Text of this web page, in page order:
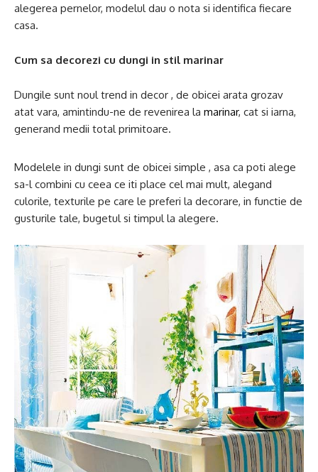
alegerea pernelor, modelul dau o nota si identifica fiecare
casa.
Cum sa decorezi cu dungi in stil marinar
Dungile sunt noul trend in decor , de obicei arata grozav
atat vara, amintindu-ne de revenirea la marinar, cat si iarna,
generand medii total primitoare.
Modelele in dungi sunt de obicei simple , asa ca poti alege
sa-l combini cu ceea ce iti place cel mai mult, alegand
culorile, texturile pe care le preferi la decorare, in functie de
gusturile tale, bugetul si timpul la alegere.